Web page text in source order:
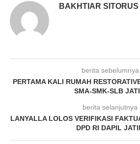
BAKHTIAR SITORUS
berita sebelumnya
PERTAMA KALI RUMAH
SMA-SMK-SLB
berita selanjutnya
LANYALLA LOLOS VERIFIKASI
DPD RI DAPIL